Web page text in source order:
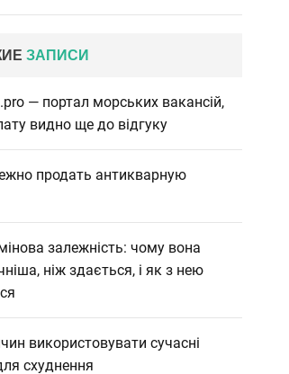
ЗАПИСИ
— портал морських вакансій,
видно ще до відгуку
продать антикварную
залежність: чому вона
ніж здається, і як з нею
використовувати сучасні
схуднення